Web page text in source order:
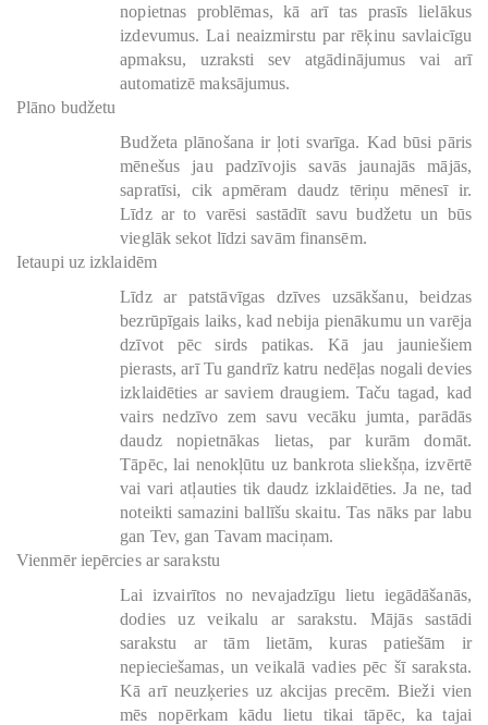
nopietnas problēmas, kā arī tas prasīs lielākus
izdevumus. Lai neaizmirstu par rēķinu savlaicīgu
apmaksu, uzraksti sev atgādinājumus vai arī
automatizē maksājumus.
Plāno budžetu
Budžeta plānošana ir ļoti svarīga. Kad būsi pāris
mēnešus jau padzīvojis savās jaunajās mājās,
sapratīsi, cik apmēram daudz tēriņu mēnesī ir.
Līdz ar to varēsi sastādīt savu budžetu un būs
vieglāk sekot līdzi savām finansēm.
Ietaupi uz izklaidēm
Līdz ar patstāvīgas dzīves uzsākšanu, beidzas
bezrūpīgais laiks, kad nebija pienākumu un varēja
dzīvot pēc sirds patikas. Kā jau jauniešiem
pierasts, arī Tu gandrīz katru nedēļas nogali devies
izklaidēties ar saviem draugiem. Taču tagad, kad
vairs nedzīvo zem savu vecāku jumta, parādās
daudz nopietnākas lietas, par kurām domāt.
Tāpēc, lai nenokļūtu uz bankrota sliekšņa, izvērtē
vai vari atļauties tik daudz izklaidēties. Ja ne, tad
noteikti samazini ballīšu skaitu. Tas nāks par labu
gan Tev, gan Tavam maciņam.
Vienmēr iepērcies ar sarakstu
Lai izvairītos no nevajadzīgu lietu iegādāšanās,
dodies uz veikalu ar sarakstu. Mājās sastādi
sarakstu ar tām lietām, kuras patiešām ir
nepieciešamas, un veikalā vadies pēc šī saraksta.
Kā arī neuzķeries uz akcijas precēm. Bieži vien
mēs nopērkam kādu lietu tikai tāpēc, ka tajai